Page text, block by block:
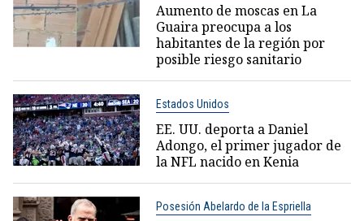
Aumento de moscas en La
Guaira preocupa a los
habitantes de la región por
posible riesgo sanitario
Estados Unidos
EE. UU. deporta a Daniel
Adongo, el primer jugador de
la NFL nacido en Kenia
Posesión Abelardo de la Espriella